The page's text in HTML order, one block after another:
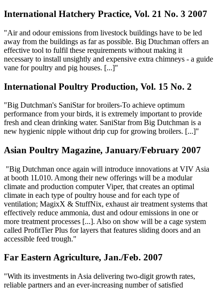
International Hatchery Practice, Vol. 21 No. 3 2007
"Air and odour emissions from livestock buildings have to be led
away from the buildings as far as possible. Big Dtuchman offers an
effective tool to fulfil these requirements without making it
necessary to install unsightly and expensive extra chimneys - a guide
vane for poultry and pig houses. [...]"
International Poultry Production, Vol. 15 No. 2
"Big Dutchman's SaniStar for broilers-To achieve optimum
performance from your birds, it is extremely important to provide
fresh and clean drinking water. SaniStar from Big Dutchman is a
new hygienic nipple without drip cup for growing broilers. [...]"
Asian Poultry Magazine, January/February 2007
"Big Dutchman once again will introduce innovations at VIV Asia
at booth 1L010. Among their new offerings will be a modular
climate and production computer Viper, that creates an optimal
climate in each type of poultry house and for each type of
ventilation; MagixX & StuffNix, exhaust air treatment systems that
effectively reduce ammonia, dust and odour emissions in one or
more treatment processes [...]. Also on show will be a cage system
called ProfitTier Plus for layers that features sliding doors and an
accessible feed trough."
Far Eastern Agriculture, Jan./Feb. 2007
"With its investments in Asia delivering two-digit growth rates,
reliable partners and an ever-increasing number of satisfied